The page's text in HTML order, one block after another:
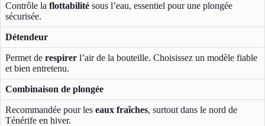
Contrôle la flottabilité sous l’eau, essentiel pour une plongée
sécurisée.
Détendeur
Permet de respirer l’air de la bouteille. Choisissez un modèle fiable
et bien entretenu.
Combinaison de plongée
Recommandée pour les eaux fraîches, surtout dans le nord de
Ténérife en hiver.